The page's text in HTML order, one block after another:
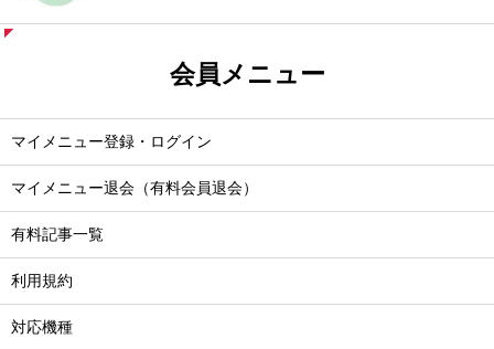
会員メニュー
マイメニュー登録・ログイン
マイメニュー退会（有料会員退会）
有料記事一覧
利用規約
対応機種